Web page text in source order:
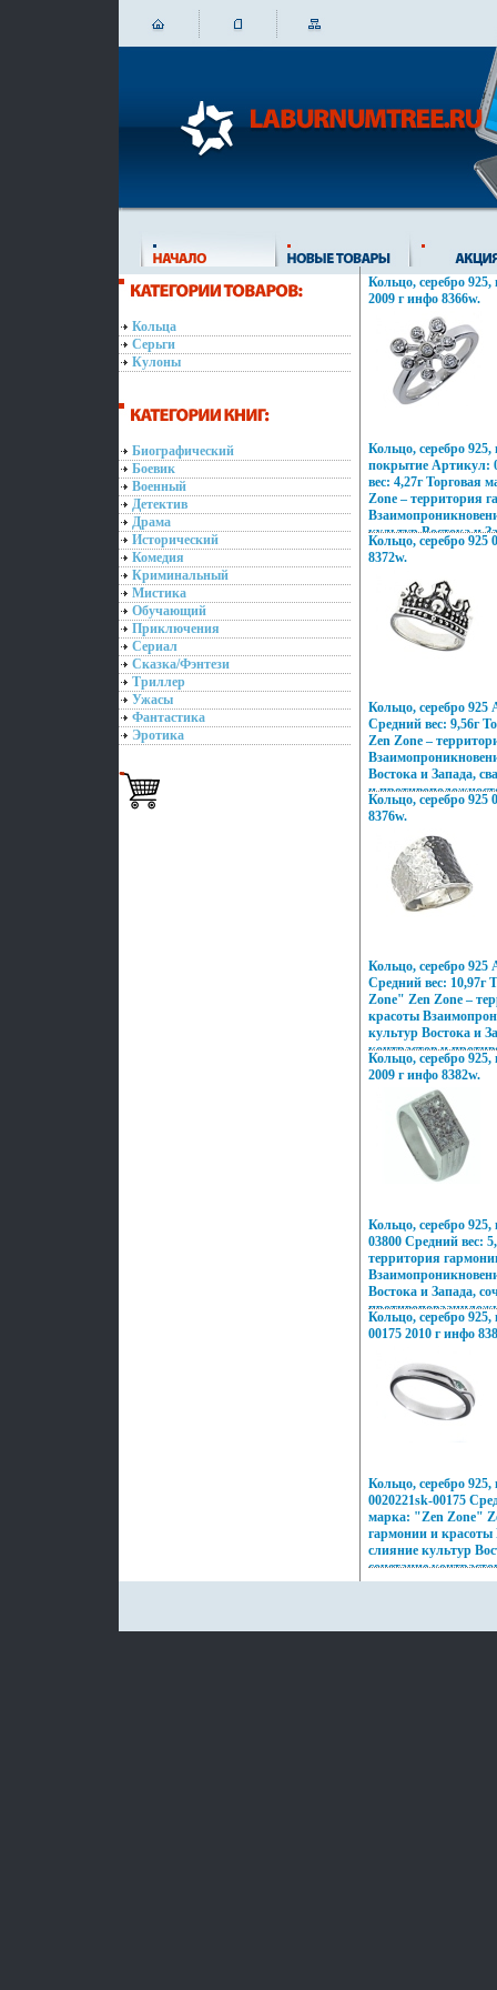
Кольца
Серьги
Кулоны
Биографический
Боевик
Военный
Детектив
Драма
Исторический
Комедия
Криминальный
Мистика
Обучающий
Приключения
Сериал
Сказка/Фэнтези
Триллер
Ужасы
Фантастика
Эротика
Кольцо, серебро
2009 г инфо 8366w.
Кольцо, серебро
покрытие Артикул:
вес: 4,27г Торговая
Zone – территория
культур Востока и
контрастов и
неонового Токио,
безудержная
романтика
побережий Бали,
Милана – все это
ювелирных
Украшения Zen
избранных –
свой неповторимый
этом заряд
успехе.
Кольцо, серебро 925
8372w.
Кольцо, серебро 925
Средний вес: 9,56г
Zen Zone –
Востока и Запада,
и
Токио, обаяние
безудержная
романтика
побережий Бали,
Милана – все это
шедеврах Zeвмеэгn
традиционному
подчеркивать,
неповторимый
заряд настроения и
Кольцо, серебро 925
8376w.
Кольцо, серебро 925
Средний вес: 10,97г
Zone" Zen Zone –
красоты
культур Востока и
контрастов и
неонового Токио,
безудержная
романтика
побережий Бали,
Милана – все это
шедеврах Zвмеэкen
традиционному
как деталей
подчеркивать,
неповторимый
заряд настроения и
Кольцо, серебро
2009 г инфо 8382w.
Кольцо, серебро
03800 Средний вес:
территория
Востока и Запада,
неонового Токио,
безудержная
побережий Бали,
Милана – все это
шедеврах Zen Zone
избранных –
свой неповторимый
этом заряд
успехе.
Кольцо, серебро
00175 2010 г инфо
Кольцо, серебро
0020221sk-00175
марка: "Zen Zone"
гармонии и красоты
слияние культур
сочетание
Настроения
рифов и лазурных